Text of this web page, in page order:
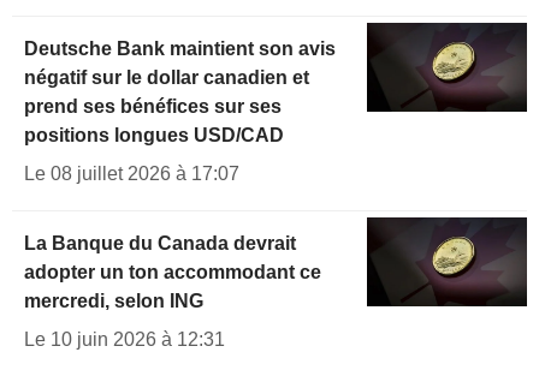
Deutsche Bank maintient son avis
négatif sur le dollar canadien et
prend ses bénéfices sur ses
positions longues USD/CAD
Le 08 juillet 2026 à 17:07
La Banque du Canada devrait
adopter un ton accommodant ce
mercredi, selon ING
Le 10 juin 2026 à 12:31